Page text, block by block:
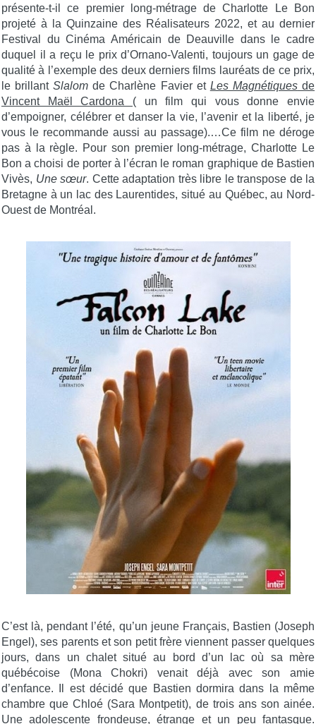
présente-t-il ce premier long-métrage de Charlotte Le Bon
projeté à la Quinzaine des Réalisateurs 2022, et au dernier
Festival du Cinéma Américain de Deauville dans le cadre
duquel il a reçu le prix d’Ornano-Valenti, toujours un gage de
qualité à l’exemple des deux derniers films lauréats de ce prix,
le brillantSlalom de Charlène Favier et Les Magnétiquesde
Vincent Maël Cardona ( un film qui vous donne envie
d’empoigner, célébrer et danser la vie, l’avenir et la liberté, je
vous le recommande aussi au passage).…Ce film ne déroge
pas à la règle. Pour son premier long-métrage, Charlotte Le
Bon a choisi de porter à l’écran le roman graphique de Bastien
Vivès, Une sœur. Cette adaptation très libre le transpose de la
Bretagne à un lac des Laurentides, situé au Québec, au Nord-
Ouest de Montréal.
C’est là, pendant l’été, qu’un jeune Français, Bastien (Joseph
Engel), ses parents et son petit frère viennent passer quelques
jours, dans un chalet situé au bord d’un lac où sa mère
québécoise (Mona Chokri) venait déjà avec son amie
d’enfance. Il est décidé que Bastien dormira dans la même
chambre que Chloé (Sara Montpetit), de trois ans son ainée.
Une adolescente frondeuse, étrange et un peu fantasque.